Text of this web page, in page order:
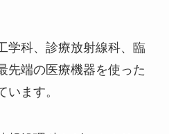
学科、診療放射線科、臨
先端の医療機器を使った
ます。